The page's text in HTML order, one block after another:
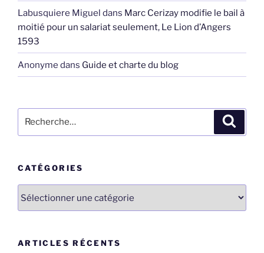
Labusquiere Miguel dans Marc Cerizay modifie le bail à
moitié pour un salariat seulement, Le Lion d’Angers
1593
Anonyme dans Guide et charte du blog
pour
CATÉGORIES
ARTICLES RÉCENTS